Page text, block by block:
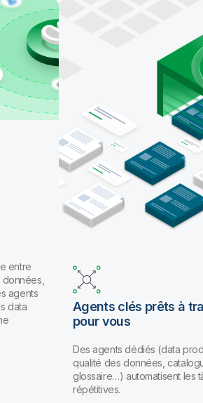
avec des agents de codage comme
et GitHub Copilot, ou utilisez
pour travailler en langage naturel.
entre
agents
data
Agents clés prêts à
pour vous
Des agents dédiés (data
qualité des données,
glossaire…) automatisent les
répétitives.